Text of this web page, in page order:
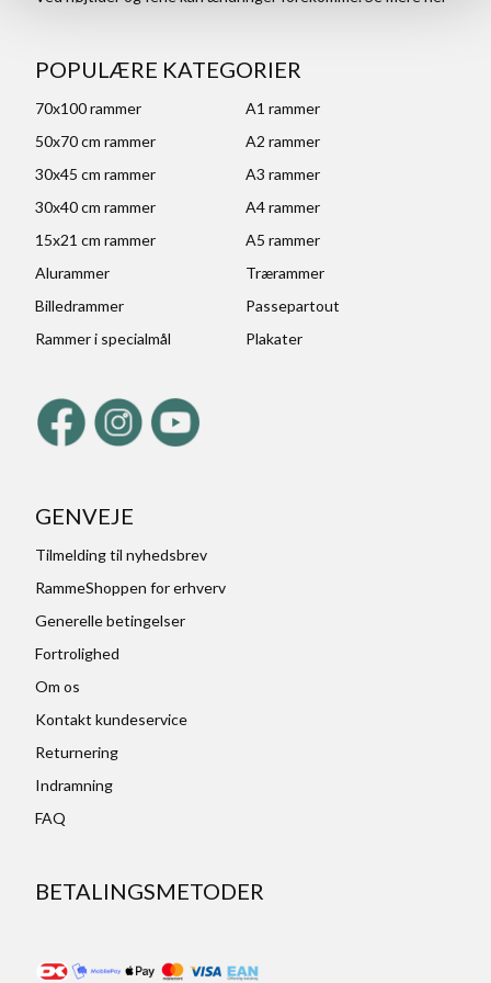
POPULÆRE KATEGORIER
70x100 rammer
A1 rammer
50x70 cm rammer
A2 rammer
30x45 cm rammer
A3 rammer
30x40 cm rammer
A4 rammer
15x21 cm rammer
A5 rammer
Alurammer
Trærammer
Billedrammer
Passepartout
Rammer i specialmål
Plakater
GENVEJE
Tilmelding til nyhedsbrev
RammeShoppen for erhverv
Generelle betingelser
Fortrolighed
Om os
Kontakt kundeservice
Returnering
Indramning
FAQ
BETALINGSMETODER